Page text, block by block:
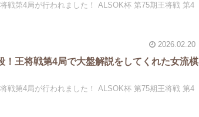
戦第4局が行われました！ ALSOK杯 第75期王将戦 第4
2026.02.20
！王将戦第4局で大盤解説をしてくれた女流棋
戦第4局が行われました！ ALSOK杯 第75期王将戦 第4